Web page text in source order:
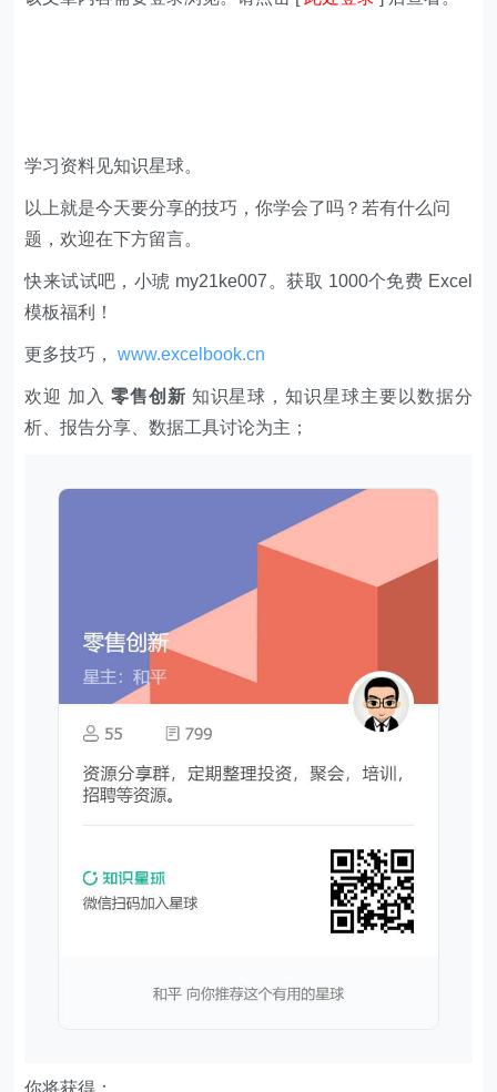
学习资料见知识星球。
以上就是今天要分享的技巧，你学会了吗？若有什么问
题，欢迎在下方留言。
快来试试吧，小琥 my21ke007。获取 1000个免费 Excel
模板福利​​​​！
更多技巧，www.excelbook.cn
欢迎 加入 零售创新 知识星球，知识星球主要以数据分
析、报告分享、数据工具讨论为主；